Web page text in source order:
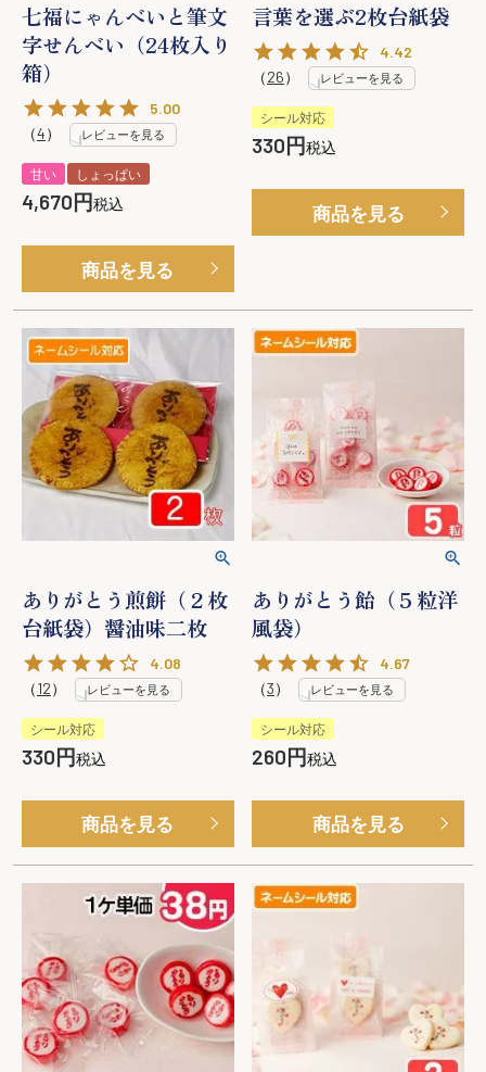
七福にゃんべいと筆文
字せんべい（24枚入り
箱）
5.00
（4） レビューを見る
甘い しょっぱい
4,670 税込
商品を見る
言葉を選ぶ2枚台紙袋
4.42
（26） レビューを見る
シール対応
330 税込
商品を見る
ありがとう煎餅（２枚
台紙袋）醤油味二枚
4.08
（12） レビューを見る
シール対応
330 税込
商品を見る
ありがとう飴（５粒洋
風袋）
4.67
（3） レビューを見る
シール対応
260 税込
商品を見る